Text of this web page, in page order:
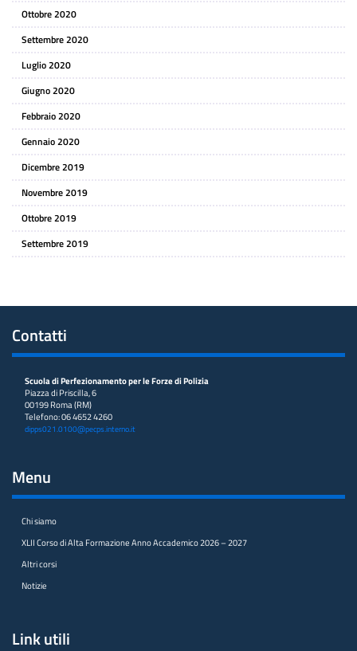
Ottobre 2020
Settembre 2020
Luglio 2020
Giugno 2020
Febbraio 2020
Gennaio 2020
Dicembre 2019
Novembre 2019
Ottobre 2019
Settembre 2019
Contatti
Scuola di Perfezionamento per le Forze di Polizia
Piazza di Priscilla, 6
00199 Roma (RM)
Telefono: 06 4652 4260
dipps021.0100@pecps.interno.it
Menu
Chi siamo
XLII Corso di Alta Formazione Anno Accademico 2026 – 2027
Altri corsi
Notizie
Link utili